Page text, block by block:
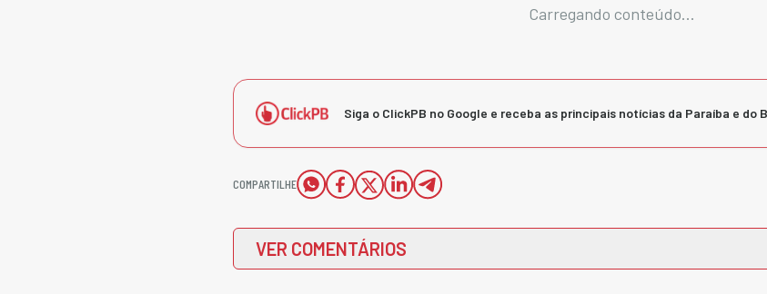
Carregando conteúdo...
Siga o ClickPB no Google e receba as principais notícias da Paraíba e do
COMPARTILHE
VER COMENTÁRIOS